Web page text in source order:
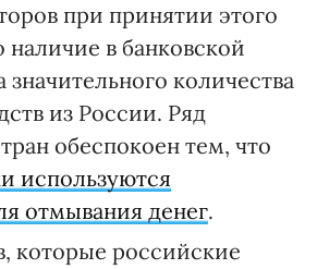
при принятии этого
в банковской
количества
из России. Ряд
обеспокоен тем, что
используются
отмывания денег.
которые российские